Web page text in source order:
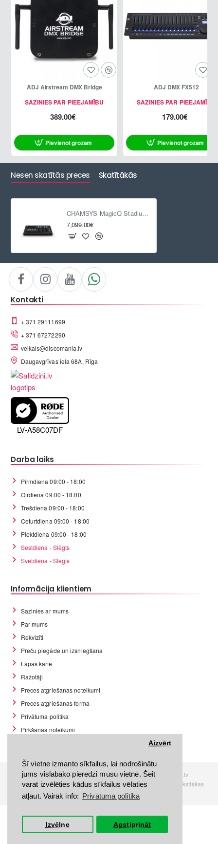
Šī vietne izmanto sīkfailus, lai nodrošinātu
jums vislabāko pieredzi mūsu vietnē. Šeit
varat izvēlēties kādus sīkfailus vēlaties
atļaut. Vairāk info: Privātuma politika
Aizvērt
Izvēlne Apstiprināt
SAZINIES PAR PIEEJAMĪBU
ADJ Airstream DMX Bridge
389.00€
Pievienot grozam
SAZINIES PAR PIEEJAMĪBU
ADJ DMX FX512
179.00€
Pievienot grozam
Nesen skatītās preces Skatītākās
CHAMSYS MagicQ Stadium Connect
7,099.00€
Kontakti
+ 371 29111699
+ 371 67272290
veikals@discomania.lv
Daugavgrīvas iela 68A, Rīga
LV-A58C07DF
Darba laiks
Pirmdiena 09:00 - 18:00
Otrdiena 09:00 - 18:00
Trešdiena 09:00 - 18:00
Ceturtdiena 09:00 - 18:00
Piektdiena 09:00 - 18:00
Sestdiena - Slēgts
Svētdiena - Slēgts
Informācija klientiem
Sazinies ar mums
Par mums
Rekvizīti
Preču piegāde un izsniegšana
Lapas karte
Ražotāji
Preces atgriešanas noteikumi
Preces atgriešanas forma
Privātuma politika
Pirkšanas noteikumi
Visas tiesības rezervētas. Interneta veikals www.Discomania.lv.
Jebkuras Discomania.lv informācijas pārpublicēšana, bez rakstiskas
atļaujas, stingri aizliegta.